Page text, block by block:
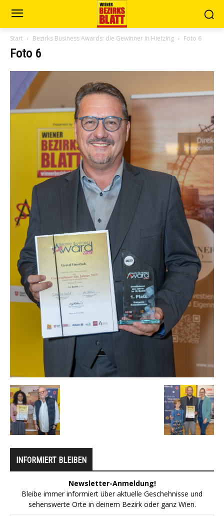
Start Bezirks Business Awards: die Gewinner in Hietzing Foto 6
Foto 6
INFORMIERT BLEIBEN
Newsletter-Anmeldung!
Bleibe immer informiert über aktuelle Geschehnisse und
sehenswerte Orte in deinem Bezirk oder ganz Wien.